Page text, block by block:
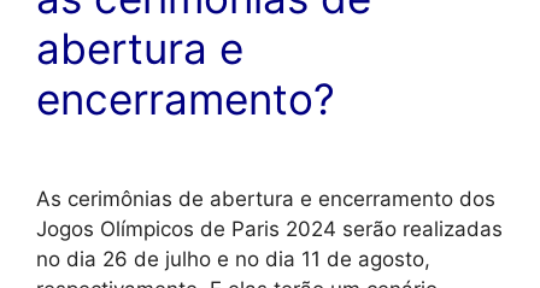
abertura e
encerramento?
As cerimônias de abertura e encerramento dos
Jogos Olímpicos de Paris 2024 serão realizadas
no dia 26 de julho e no dia 11 de agosto,